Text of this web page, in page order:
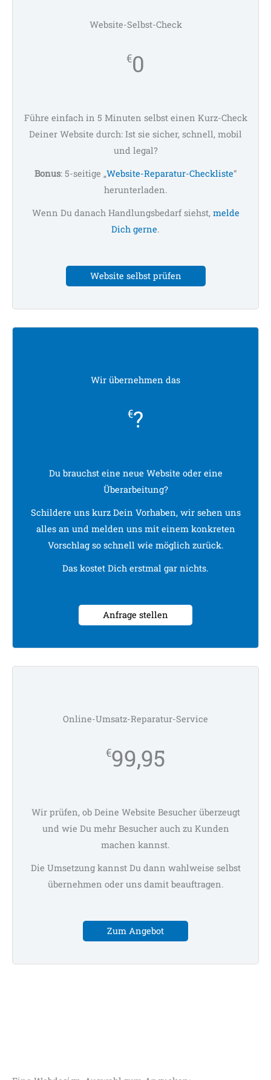
Website-Selbst-Check
€0
Führe einfach in 5 Minuten selbst einen Kurz-Check
Deiner Website durch: Ist sie sicher, schnell, mobil
und legal?
Bonus: 5-seitige „Website-Reparatur-Checkliste“
herunterladen.
Wenn Du danach Handlungsbedarf siehst, melde
Dich gerne.
Website selbst prüfen
Wir übernehmen das
€?
Du brauchst eine neue Website oder eine
Überarbeitung?
Schildere uns kurz Dein Vorhaben, wir sehen uns
alles an und melden uns mit einem konkreten
Vorschlag so schnell wie möglich zurück.
Das kostet Dich erstmal gar nichts.
Anfrage stellen
Online-Umsatz-Reparatur-Service
€99,95
Wir prüfen, ob Deine Website Besucher überzeugt
und wie Du mehr Besucher auch zu Kunden
machen kannst.
Die Umsetzung kannst Du dann wahlweise selbst
übernehmen oder uns damit beauftragen.
Zum Angebot